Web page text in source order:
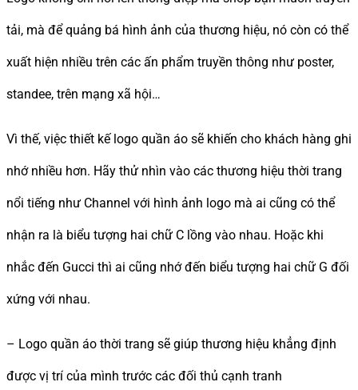
tải, mà để quảng bá hình ảnh của thương hiệu, nó còn có thể
xuất hiện nhiều trên các ấn phẩm truyền thông như poster,
standee, trên mạng xã hội…
Vì thế, việc thiết kế logo quần áo sẽ khiến cho khách hàng ghi
nhớ nhiều hơn. Hãy thử nhìn vào các thương hiệu thời trang
nổi tiếng như Channel với hình ảnh logo mà ai cũng có thể
nhận ra là biểu tượng hai chữ C lồng vào nhau. Hoặc khi
nhắc đến Gucci thì ai cũng nhớ đến biểu tượng hai chữ G đối
xứng với nhau.
– Logo quần áo thời trang sẽ giúp thương hiệu khẳng định
được vị trí của mình trước các đối thủ cạnh tranh